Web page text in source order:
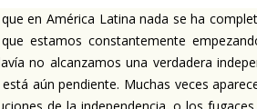
en América Latina nada se ha
estamos constantemente
no alcanzamos una verdadera
aún pendiente. Muchas veces